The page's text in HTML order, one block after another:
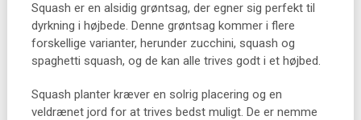
Squash er en alsidig grøntsag, der egner sig perfekt til
dyrkning i højbede. Denne grøntsag kommer i flere
forskellige varianter, herunder zucchini, squash og
spaghetti squash, og de kan alle trives godt i et højbed.
Squash planter kræver en solrig placering og en
veldrænet jord for at trives bedst muligt. De er nemme